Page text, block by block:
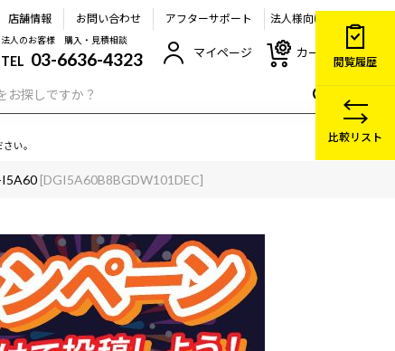
店舗情報 お問い合わせ アフターサポート 法人様向け
法人のお客様 購入・見積相談
TEL 03-6636-4323 マイページ カート
い。
I5A60 [DGI5A60B8BGDW101DEC]
閲覧履歴
比較リスト